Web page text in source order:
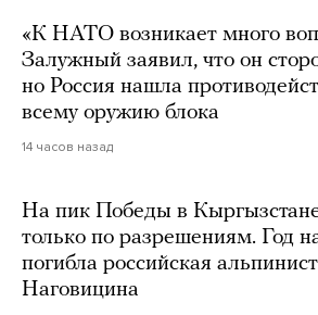
«К НАТО возникает много
Залужный заявил, что он
но Россия нашла
всему оружию блока
14 часов назад
На пик Победы в Кыргызстане
только по разрешениям. Год
погибла российская
Наговицина